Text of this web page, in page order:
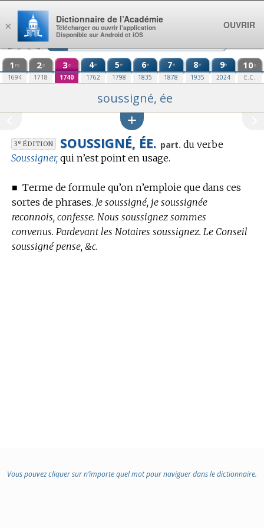
Aller au contenu
1 re
1694
2e
1718
3e
1740
4e
1762
5e
1798
6e
1835
7e
1878
8e
1935
9e
2024
10e
E.C.
soussigné, ée
3eÉDITION SOUSSIGNÉ, ÉE. part. du verbe
Soussigner,qui n’est point en usage.
■ Terme de formule qu’on n’emploie que dans ces
sortes de phrases. Je soussigné, je soussignée
reconnois, confesse. Nous soussignez sommes
convenus. Pardevant les Notaires soussignez. Le Conseil
soussigné pense, &c.
Vous pouvez cliquer sur n’importe quel mot pour naviguer dans le dictionnaire.
×
Dictionnaire de l’Académie
Télécharger ou ouvrir l’application
Disponible sur Android et iOS
OUVRIR